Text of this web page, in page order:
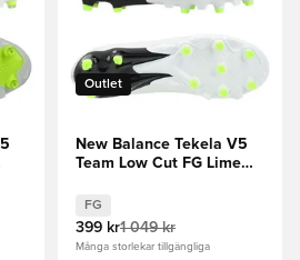
Outlet
New Balance Tekela V5
Team Low Cut FG Lime
FG
399 kr1 049 kr
Många storlekar tillgängliga